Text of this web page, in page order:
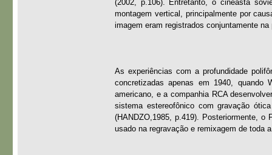
(2002, p.106). Entretanto, o cineasta
montagem vertical, principalmente por
imagem eram registrados conjuntamente na
As experiências com a profundidade
concretizadas apenas em 1940, quando
americano, e a companhia RCA
sistema estereofônico com gravação
(HANDZO,1985, p.419). Posteriormente,
usado na regravação e remixagem de toda